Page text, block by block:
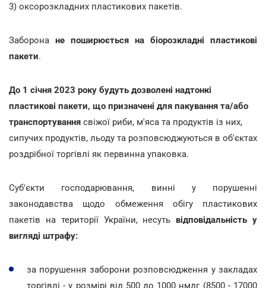
3) оксорозкладних пластикових пакетів.
Заборона не поширюється на біорозкладні пластикові
пакети.
До 1 січня 2023 року будуть дозволені надтонкі
пластикові пакети, що призначені для пакування та/або
транспортування свіжої риби, м'яса та продуктів із них,
сипучих продуктів, льоду та розповсюджуються в об'єктах
роздрібної торгівлі як первинна упаковка.
Суб'єкти господарювання, винні у порушенні
законодавства щодо обмеження обігу пластикових
пакетів на території України, несуть відповідальність у
вигляді штрафу:
за порушення заборони розповсюдження у закладах
торгівлі - у розмірі від 500 до 1000 нмдг (8500 - 17000